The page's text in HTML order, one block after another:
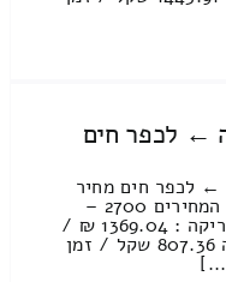
← לכפר חים
← לכפר חים מחיר
מחירון: 2241.69 ₪ / אלה שבטווח המחירים 2700 –
2100 ₪ עבודות סבלות , טעינה ופריקה : 1369.04 ₪ /
זמן : 59 דקות 9 שניות מחיר נסיעה 807.36 שקל / זמן